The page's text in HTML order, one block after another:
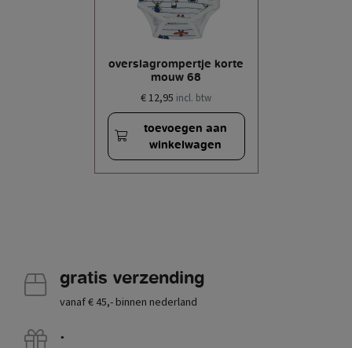
overslagrompertje korte
mouw 68
€ 12,95 incl. btw
toevoegen aan
winkelwagen
gratis verzending
vanaf € 45,- binnen nederland
.